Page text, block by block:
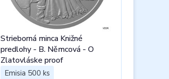
Strieborná minca Knižné
predlohy - B. Němcová - O
Zlatovláske proof
Emisia 500 ks